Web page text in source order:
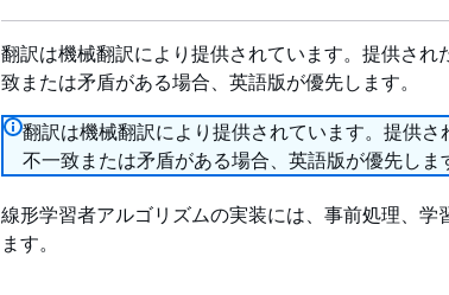
翻訳は機械翻訳により提供されています。提供さ
致または矛盾がある場合、英語版が優先します。
翻訳は機械翻訳により提供されています。提供さ
不一致または矛盾がある場合、英語版が優先しま
線形学習者アルゴリズムの実装には、事前処理、学
ます。